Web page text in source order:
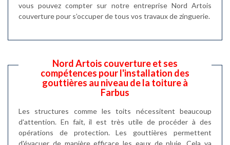
vous pouvez compter sur notre entreprise Nord Artois
couverture pour s’occuper de tous vos travaux de zinguerie.
Nord Artois couverture et ses
compétences pour l'installation des
gouttières au niveau de la toiture à
Farbus
Les structures comme les toits nécessitent beaucoup
d'attention. En fait, il est très utile de procéder à des
opérations de protection. Les gouttières permettent
d'évacuer de manière efficace les eaux de pluie. Cela va